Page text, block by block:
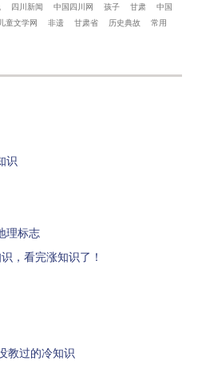
四川新闻 中国四川网 孩子 甘肃
中国
童文学网 非遗 甘肃省 历史典故
常用
识
理标志
，看完涨知识了！
教过的冷知识